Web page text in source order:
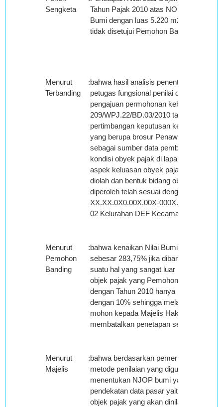
Sengketa
Tahun Pajak 2010 atas NOP:
Bumi dengan luas 5.220 m2 sebesar
tidak disetujui Pemohon Banding;
Menurut
Terbanding
:bahwa hasil analisis penentuan nilai
petugas fungsional penilai dalam
pengajuan permohonan keberatan PBB
209/WPJ.22/BD.03/2010 tanggal 25
pertimbangan keputusan keberatan
yang berupa brosur Penawaran
sebagai sumber data pembanding
kondisi obyek pajak di lapangan
aspek keluasan obyek pajak, kondisi
diolah dan bentuk bidang obyek pajak.
diperoleh telah sesuai dengan obyek
XX.XX.0X0.00X.00X-000X.0 yang
02 Kelurahan DEF Kecamatan Bogor,
Menurut
Pemohon
Banding
:bahwa kenaikan Nilai Bumi yaitu
sebesar 283,75% jika dibandingkan
suatu hal yang sangat luar biasa
objek pajak yang Pemohon Banding jual
dengan Tahun 2010 hanya mengalami
dengan 10% sehingga melalui surat
mohon kepada Majelis Hakim
membatalkan penetapan sepihak yang
Menurut
Majelis
:bahwa berdasarkan pemeriksaan
metode penilaian yang digunakan oleh
menentukan NJOP bumi yang
pendekatan data pasar yaitu
objek pajak yang akan dinilai dengan